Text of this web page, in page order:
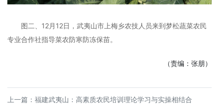
图二、12月12日，武夷山市上梅乡农技人员来到梦松蔬菜农民
专业合作社指导菜农防寒防冻保苗。
（责编：张朋）
上一篇： 福建武夷山：高素质农民培训理论学习与实操相结合